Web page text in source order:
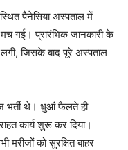
स्थित पैनेसिया अस्पताल में
गई। प्रारंभिक जानकारी के
जिसके बाद पूरे अस्पताल
भर्ती थे। धुआं फैलते ही
कार्य शुरू कर दिया।
मरीजों को सुरक्षित बाहर